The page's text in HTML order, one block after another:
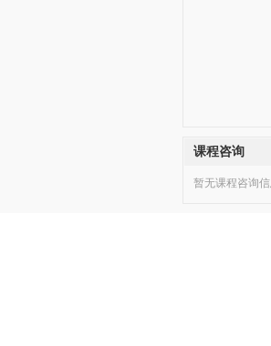
课程咨询
暂无课程咨询